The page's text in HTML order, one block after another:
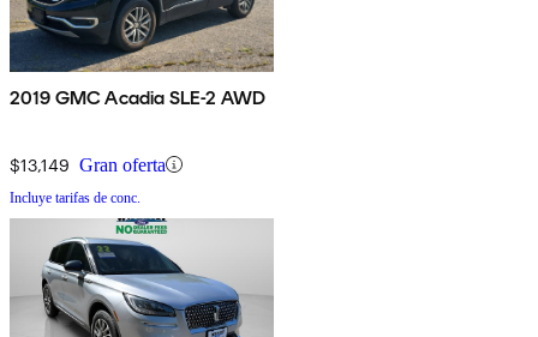
2019 GMC Acadia SLE-2 AWD
$13,149 Gran oferta
Incluye tarifas de conc.